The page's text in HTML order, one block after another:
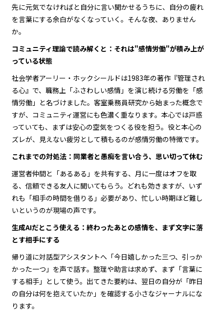
先に元気でなければと自分に言い聞かせるうちに、自分の疲れ
を言葉にする余白がなくなっていく。そんな夜、ありません
か。
コミュニティ理論で読み解くと：それは"感情労働"が積み上が
っている状態
社会学者アーリー・ホックシールドは1983年の著作『管理され
る心』で、職務上「ふさわしい感情」を演じ続ける労働を「感
情労働」と名づけました。客室乗務員研究から始まった概念で
すが、コミュニティ運営にも色濃く重なります。本心では戸惑
っていても、まずは安心の空気をつくる役を担う。役と本心の
ズレが、見えない疲労として積もるのが感情労働の特徴です。
これまでの対処法：同業者と愚痴を言い合う、思い切って休む
運営者仲間と「あるある」を共有する、月に一度はオフを取
る、信頼できる友人に聞いてもらう。どれも効きますが、いず
れも「相手の時間を借りる」必要があり、忙しい時期ほど難し
いというのが現場の声です。
生成AIだとこう使える：終わったあとの感情を、まず文字に落
とす相手にする
帰り道に対話型アシスタントへ「今日嬉しかった三つ、引っか
かった一つ」を声で話す。整理や助言は求めず、まず「言葉に
する相手」として使う。出てきた要約は、翌日の自分が「昨日
の自分は何を抱えていたか」を確認する小さなジャーナルにな
ります。